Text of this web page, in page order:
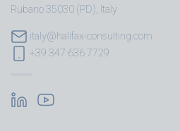
Rubano 35030 (PD), Italy
italy@halifax-consulting.com
+39 347 636 7729